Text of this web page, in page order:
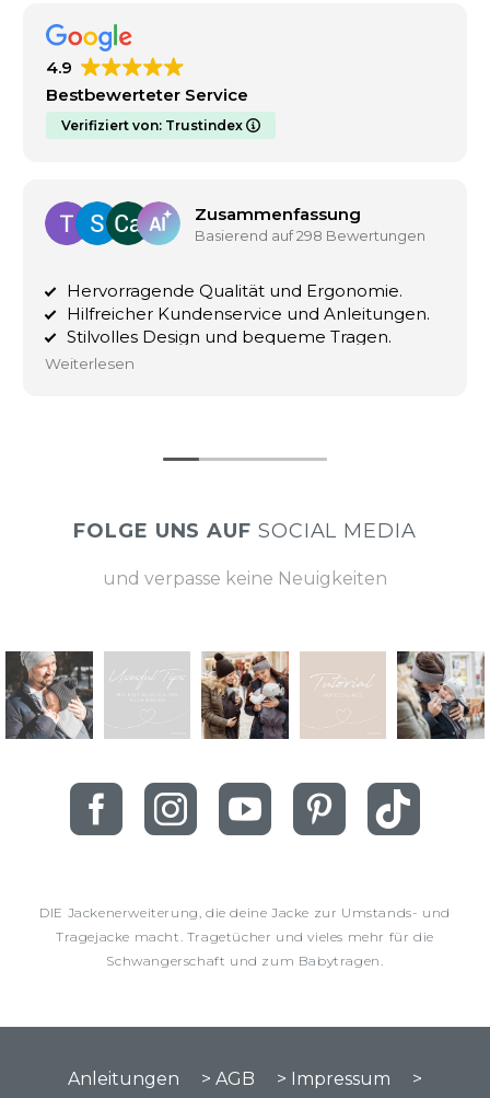
4.9
Bestbewerteter Service
Verifiziert von: Trustindex
Zusammenfassung
Basierend auf 298 Bewertungen
Hervorragende Qualität und Ergonomie.
Hilfreicher Kundenservice und Anleitungen.
Stilvolles Design und bequeme Tragen.
Weiterlesen
FOLGE UNS AUF SOCIAL MEDIA
und verpasse keine Neuigkeiten
DIE Jackenerweiterung, die deine Jacke zur Umstands- und
Tragejacke macht. Tragetücher und vieles mehr für die
Schwangerschaft und zum Babytragen.
Anleitungen > AGB > Impressum
>